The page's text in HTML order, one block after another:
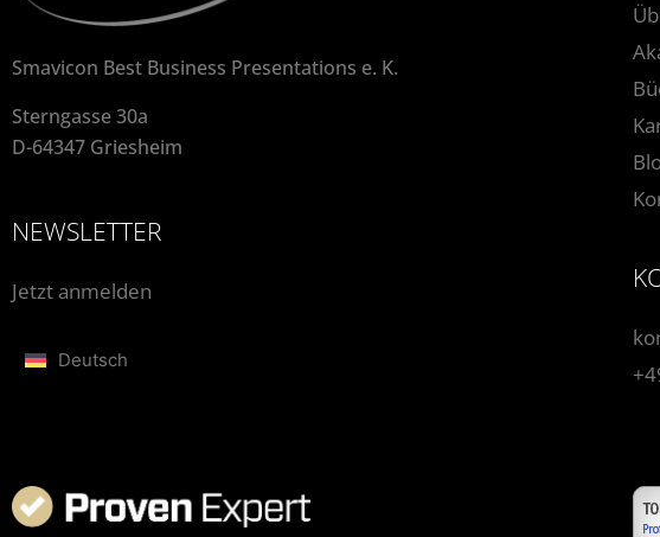
Smavicon Best Business Presentations e. K.
Sterngasse 30a
D-64347 Griesheim
NEWSLETTER
Jetzt anmelden
Deutsch